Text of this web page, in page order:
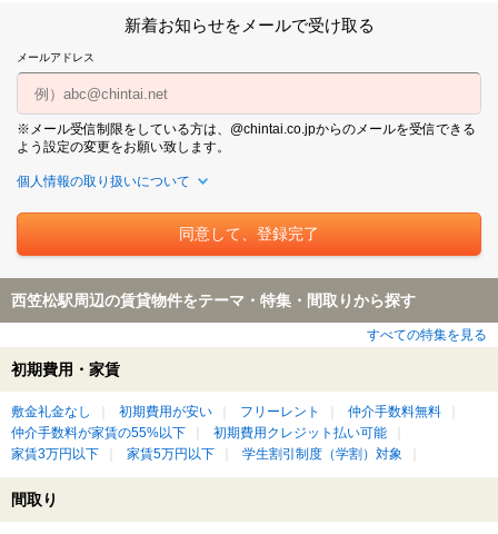
新着お知らせをメールで受け取る
メールアドレス
※メール受信制限をしている方は、@chintai.co.jpからのメールを受信できる
よう設定の変更をお願い致します。
個人情報の取り扱いについて
西笠松駅周辺の賃貸物件をテーマ・特集・間取りから探す
すべての特集を見る
初期費用・家賃
敷金礼金なし 初期費用が安い フリーレント
仲介手数料無料
仲介手数料が家賃の55%以下
初期費用クレジット払い可能
家賃3万円以下
家賃5万円以下 学生割引制度（学割）対象
間取り